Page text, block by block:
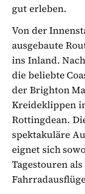
gut erleben.
Von der
ausgebaute
ins Inland.
die beliebte
der Brighton
Kreideklippen
Rottingdean.
spektakuläre
eignet sich
Tagestouren